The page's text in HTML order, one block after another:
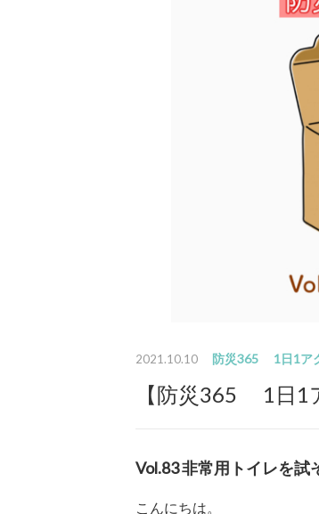
2021.10.10 防災365 1日1ア
【防災365 1日1
Vol.83 非常用トイレを試
こんにちは。